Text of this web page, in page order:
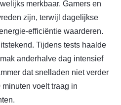
merkbaar. Gamers en
zijn, terwijl dagelijkse
efficiëntie waarderen.
Tijdens tests haalde
anderhalve dag intensief
dat snelladen niet verder
voelt traag in